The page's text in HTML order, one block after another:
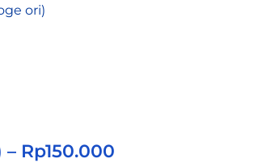
ori)
Rp150.000